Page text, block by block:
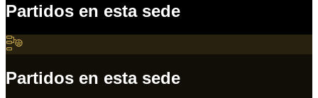
Partidos en esta sede
Partidos en esta sede